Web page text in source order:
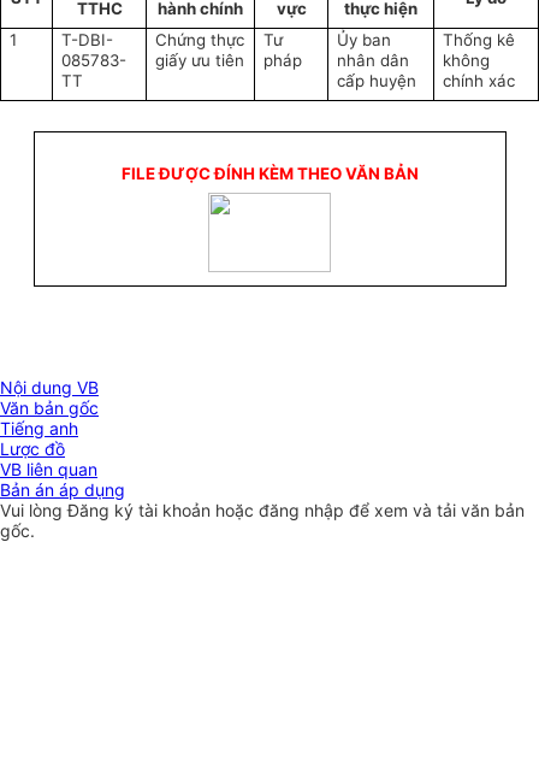
TTHC hành chính vực thực hiện
1
T-DBI-
085783-
TT
Chứng thực
giấy ưu tiên
Tư
pháp
Ủy ban
nhân dân
cấp huyện
Thống kê
không
chính xác
FILE ĐƯỢC ĐÍNH KÈM THEO VĂN BẢN
Nội dung VB
Văn bản gốc
Tiếng anh
Lược đồ
VB liên quan
Bản án áp dụng
Vui lòngĐăng ký tài khoản hoặc đăng nhập để xem và tải văn bản
gốc.